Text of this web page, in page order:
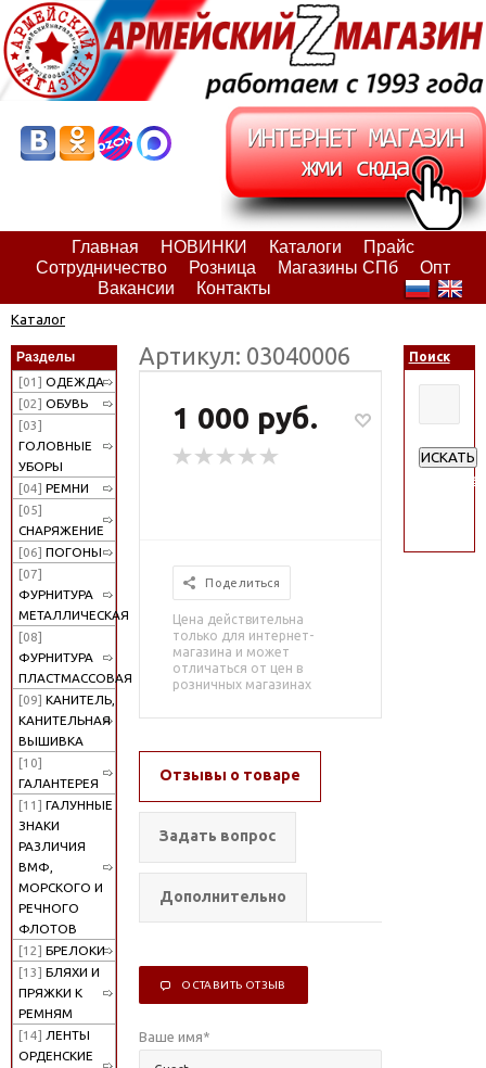
Главная НОВИНКИ Каталоги
Прайс
Сотрудничество
Розница Магазины СПб
Опт
Вакансии
Контакты
Каталог
Разделы
[01] ОДЕЖДА
[02] ОБУВЬ
[03]
ГОЛОВНЫЕ
УБОРЫ
[04] РЕМНИ
[05]
СНАРЯЖЕНИЕ
[06] ПОГОНЫ
[07]
ФУРНИТУРА
МЕТАЛЛИЧЕСКАЯ
[08]
ФУРНИТУРА
ПЛАСТМАССОВАЯ
[09] КАНИТЕЛЬ,
КАНИТЕЛЬНАЯ
ВЫШИВКА
[10]
ГАЛАНТЕРЕЯ
[11] ГАЛУННЫЕ
ЗНАКИ
РАЗЛИЧИЯ
ВМФ,
МОРСКОГО И
РЕЧНОГО
ФЛОТОВ
[12] БРЕЛОКИ
[13] БЛЯХИ И
ПРЯЖКИ К
РЕМНЯМ
[14] ЛЕНТЫ
ОРДЕНСКИЕ
Артикул: 03040006
1 000 руб.
Поделиться
Цена действительна
только для интернет-
магазина и может
отличаться от цен в
розничных магазинах
Отзывы о товаре
Задать вопрос
Дополнительно
ОСТАВИТЬ ОТЗЫВ
Ваше имя*
Поиск
ИСКАТЬ